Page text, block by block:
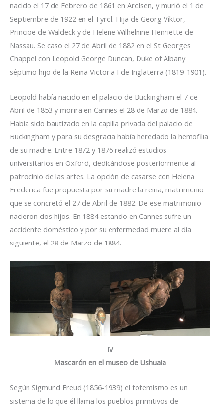
nacido el 17 de Febrero de 1861 en Arolsen, y murió el 1 de
Septiembre de 1922 en el Tyrol. Hija de Georg Víktor,
Principe de Waldeck y de Helene Wilhelnine Henriette de
Nassau. Se caso el 27 de Abril de 1882 en el St Georges
Chappel con Leopold George Duncan, Duke of Albany
séptimo hijo de la Reina Victoria I de Inglaterra (1819-1901).
Leopold había nacido en el palacio de Buckingham el 7 de
Abril de 1853 y morirá en Cannes el 28 de Marzo de 1884.
Había sido bautizado en la capilla privada del palacio de
Buckingham y para su desgracia había heredado la hemofilia
de su madre. Entre 1872 y 1876 realizó estudios
universitarios en Oxford, dedicándose posteriormente al
patrocinio de las artes. La opción de casarse con Helena
Frederica fue propuesta por su madre la reina, matrimonio
que se concretó el 27 de Abril de 1882. De ese matrimonio
nacieron dos hijos. En 1884 estando en Cannes sufre un
accidente doméstico y por su enfermedad muere al día
siguiente, el 28 de Marzo de 1884.
IV
Mascarón en el museo de Ushuaia
Según Sigmund Freud (1856-1939) el totemismo es un
sistema de lo que él llama los pueblos primitivos de